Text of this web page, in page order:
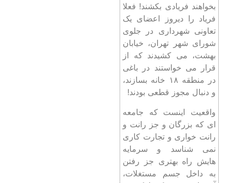
بخواهند فریادی بکشند! فعلا
فریاد را دیروز اعضای یک
تعاونی شهرداری در جلوی
شورای شهر تهران، خیابان
بهشت، می کشیدند که از
قرار می خواستند در باغی
در منطقه ۱۸ خانه بسازند،
و دنبال مجوز قطعی بودند!
واقعیت اینست که جامعه
ای که بزرگان و جز رانت و
رانت خواری و تجارت کاری
نمی شناسد و سرمایه
هایش راه بهتری جز رفتن
به داخل جسم مستغلات،